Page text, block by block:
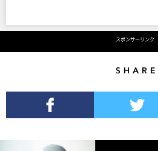
スポンサーリンク